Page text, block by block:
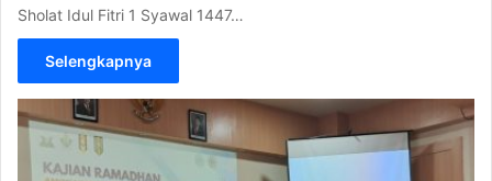
Sholat Idul Fitri 1 Syawal 1447…
Selengkapnya